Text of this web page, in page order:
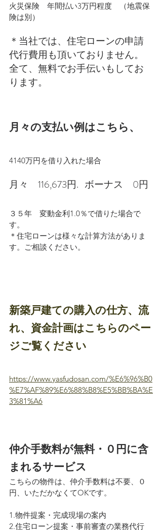
火災保険　年間払い3万円程度　（地震保
険は別）
＊当社では、住宅ローンの申請
代行費用も頂いておりません。
全て、無料でお手伝いもしてお
ります。
月々の支払い例はこちら、
4140万円を借り入れた場合
月々　116,673円.   ボーナス　0円
３５年　変動金利1.0％で借りた場合で
す。
＊住宅ローンは様々な計算方法がありま
す。ご相談ください。
新築戸建ての購入の仕方、流
れ、資金計画はこちらのペー
ジご覧ください
https://www.yasfudosan.com/%E6%96%B0
%E7%AF%89%E6%88%B8%E5%BB%BA%E
3%81%A6
仲介手数料が無料・０円に含
まれるサービス
こちらの物件は、仲介手数料は不要、０
円、いただかなくてOKです。
1.物件提案・完成現場の案内
2.住宅ローン提案・事前審査の業務代行